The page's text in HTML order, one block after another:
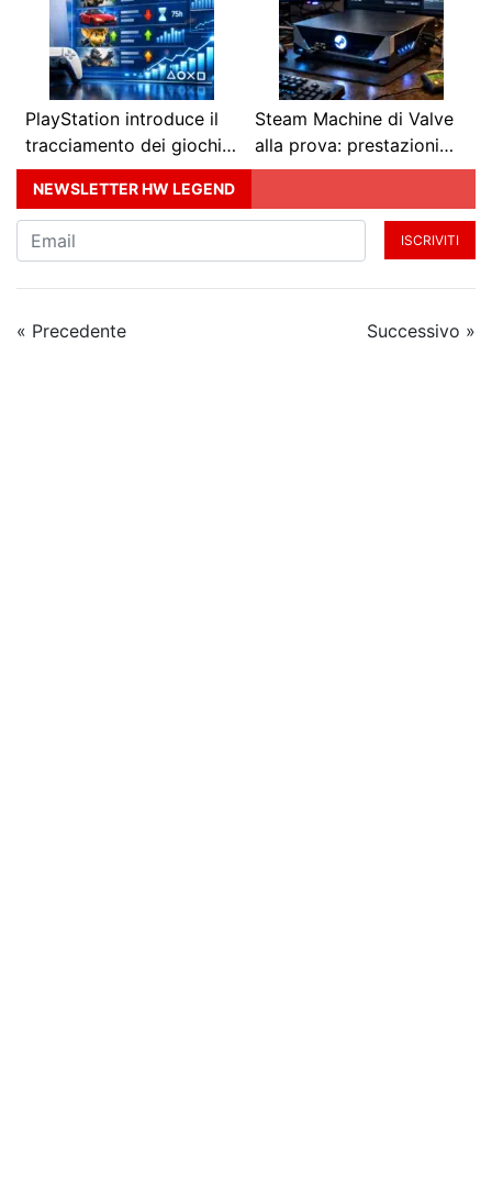
PlayStation introduce il
tracciamento dei giochi…
Steam Machine di Valve
alla prova: prestazioni…
NEWSLETTER HW LEGEND
ISCRIVITI
« Precedente Successivo »